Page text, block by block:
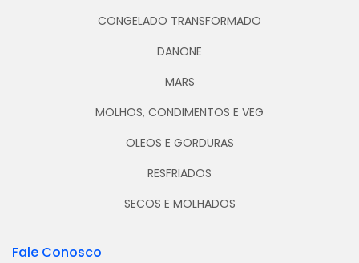
CONGELADO TRANSFORMADO
DANONE
MARS
MOLHOS, CONDIMENTOS E VEG
OLEOS E GORDURAS
RESFRIADOS
SECOS E MOLHADOS
Fale Conosco